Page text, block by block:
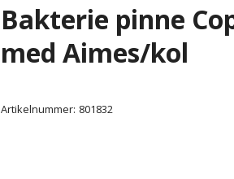
Bakterie pinne
med Aimes/kol
Artikelnummer: 801832